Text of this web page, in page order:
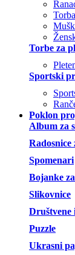
Torbe za
Sportski
Poklon
Album za
Radosnice
Spomenari
Bojanke
Slikovnice
Društvene
Puzzle
Ukrasni